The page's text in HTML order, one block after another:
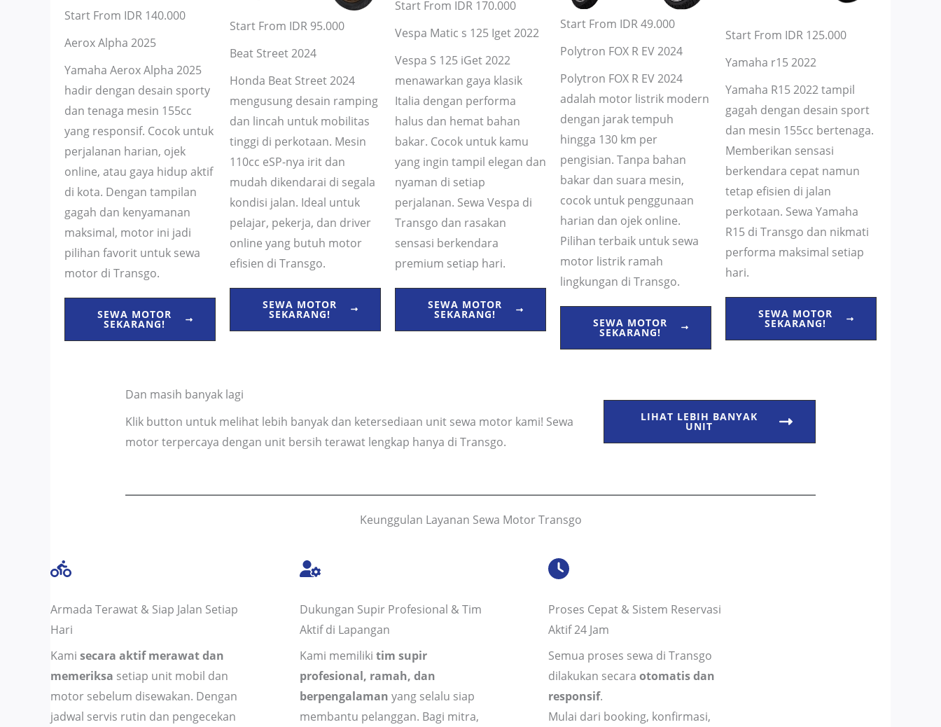
Start From IDR 140.000
Aerox Alpha 2025
Yamaha Aerox Alpha 2025
hadir dengan desain sporty
dan tenaga mesin 155cc
yang responsif. Cocok untuk
perjalanan harian, ojek
online, atau gaya hidup aktif
di kota. Dengan tampilan
gagah dan kenyamanan
maksimal, motor ini jadi
pilihan favorit untuk sewa
motor di Transgo.
SEWA MOTOR
SEKARANG!
Start From IDR 95.000
Beat Street 2024
Honda Beat Street 2024
mengusung desain ramping
dan lincah untuk mobilitas
tinggi di perkotaan. Mesin
110cc eSP-nya irit dan
mudah dikendarai di segala
kondisi jalan. Ideal untuk
pelajar, pekerja, dan driver
online yang butuh motor
efisien di Transgo.
SEWA MOTOR
SEKARANG!
Start From IDR 170.000
Vespa Matic s 125 Iget 2022
Vespa S 125 iGet 2022
menawarkan gaya klasik
Italia dengan performa
halus dan hemat bahan
bakar. Cocok untuk kamu
yang ingin tampil elegan dan
nyaman di setiap
perjalanan. Sewa Vespa di
Transgo dan rasakan
sensasi berkendara
premium setiap hari.
SEWA MOTOR
SEKARANG!
Start From IDR 49.000
Polytron FOX R EV 2024
Polytron FOX R EV 2024
adalah motor listrik modern
dengan jarak tempuh
hingga 130 km per
pengisian. Tanpa bahan
bakar dan suara mesin,
cocok untuk penggunaan
harian dan ojek online.
Pilihan terbaik untuk sewa
motor listrik ramah
lingkungan di Transgo.
SEWA MOTOR
SEKARANG!
Start From IDR 125.000
Yamaha r15 2022
Yamaha R15 2022 tampil
gagah dengan desain sport
dan mesin 155cc bertenaga.
Memberikan sensasi
berkendara cepat namun
tetap efisien di jalan
perkotaan. Sewa Yamaha
R15 di Transgo dan nikmati
performa maksimal setiap
hari.
SEWA MOTOR
SEKARANG!
Dan masih banyak lagi
Klik button untuk melihat lebih banyak dan ketersediaan unit sewa motor kami! Sewa
motor terpercaya dengan unit bersih terawat lengkap hanya di Transgo.
LIHAT LEBIH BANYAK
UNIT
Keunggulan Layanan Sewa Motor Transgo
Armada Terawat & Siap Jalan Setiap
Hari
Kami secara aktif merawat dan
memeriksa setiap unit mobil dan
motor sebelum disewakan. Dengan
jadwal servis rutin dan pengecekan
Dukungan Supir Profesional & Tim
Aktif di Lapangan
Kami memiliki tim supir
profesional, ramah, dan
berpengalaman yang selalu siap
membantu pelanggan. Bagi mitra,
Proses Cepat & Sistem Reservasi
Aktif 24 Jam
Semua proses sewa di Transgo
dilakukan secaraotomatis dan
responsif.
Mulai dari booking, konfirmasi,